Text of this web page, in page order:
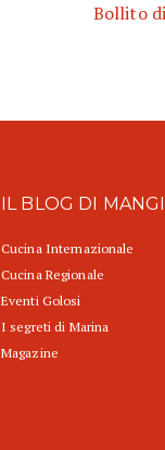
Bollito
IL BLOG DI
Cucina Internazionale
Cucina Regionale
Eventi Golosi
I segreti di Marina
Magazine